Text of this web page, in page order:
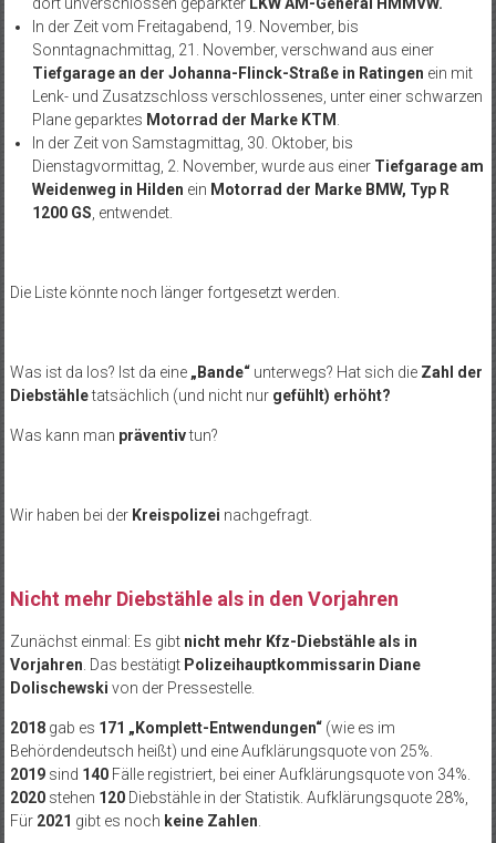
dort unverschlossen geparkter LKW AM-General HMMVW.
In der Zeit vom Freitagabend, 19. November, bis
Sonntagnachmittag, 21. November, verschwand aus einer
Tiefgarage an der Johanna-Flinck-Straße in Ratingen ein mit
Lenk- und Zusatzschloss verschlossenes, unter einer schwarzen
Plane geparktes Motorrad der Marke KTM .
In der Zeit von Samstagmittag, 30. Oktober, bis
Dienstagvormittag, 2. November, wurde aus einer Tiefgarage am
Weidenweg in Hilden ein Motorrad der Marke BMW, Typ R
1200 GS, entwendet.
Die Liste könnte noch länger fortgesetzt werden.
Was ist da los? Ist da eine „Bande“unterwegs? Hat sich die Zahl der
Diebstähletatsächlich (und nicht nur gefühlt) erhöht?
Was kann man präventivtun?
Wir haben bei der Kreispolizei nachgefragt.
Nicht mehr Diebstähle als in den Vorjahren
Zunächst einmal: Es gibt nicht mehr Kfz-Diebstähle als in
Vorjahren. Das bestätigt Polizeihauptkommissarin Diane
Dolischewski von der Pressestelle.
2018gab es 171 „Komplett-Entwendungen“(wie es im
Behördendeutsch heißt) und eine Aufklärungsquote von 25%.
2019sind 140Fälle registriert, bei einer Aufklärungsquote von 34%.
2020stehen 120Diebstähle in der Statistik. Aufklärungsquote 28%,
Für 2021 gibt es noch keine Zahlen.